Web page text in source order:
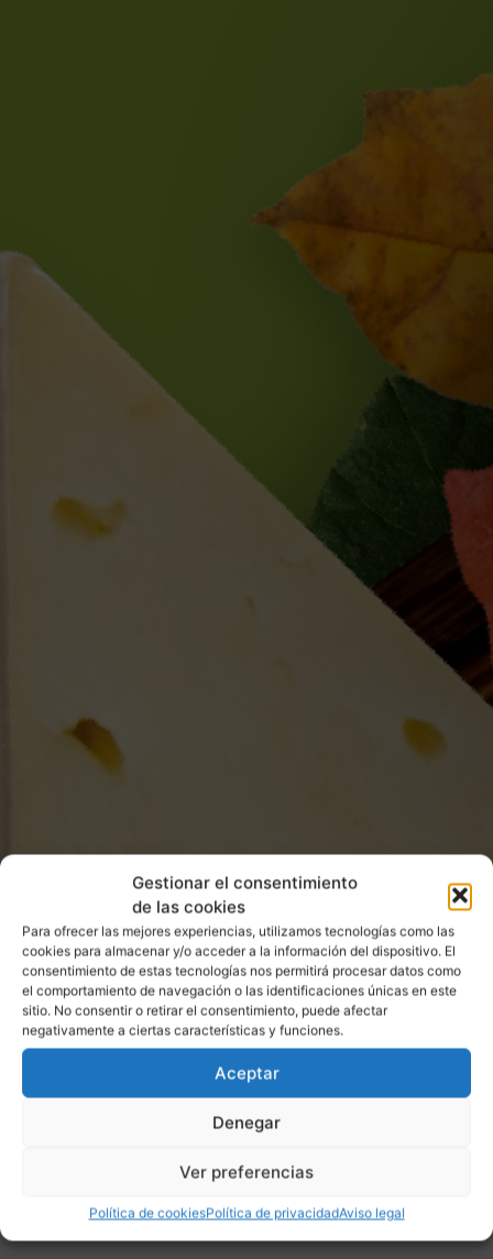
Gestionar el consentimiento
de las cookies
Para ofrecer las mejores experiencias, utilizamos tecnologías como las
cookies para almacenar y/o acceder a la información del dispositivo. El
consentimiento de estas tecnologías nos permitirá procesar datos como
el comportamiento de navegación o las identificaciones únicas en este
sitio. No consentir o retirar el consentimiento, puede afectar
negativamente a ciertas características y funciones.
Aceptar
Denegar
Ver preferencias
Política de cookiesPolítica de privacidadAviso legal